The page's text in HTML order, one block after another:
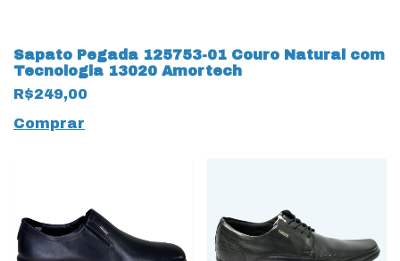
Sapato Pegada 125753-01 Couro Natural com
Tecnologia 13020 Amortech
R$249,00
Comprar